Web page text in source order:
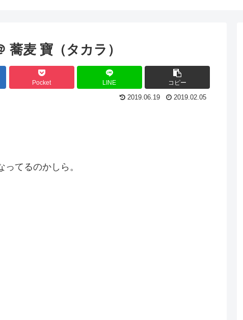
蕎麦 寶（タカラ）
Pocket LINE コピー
2019.06.19 2019.02.05
てるのかしら。